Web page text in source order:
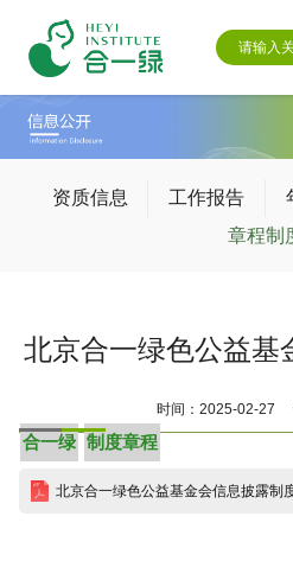
资质信息 工作报告
章程制
北京合一绿色公益基
合一绿 制度章程
时间：2025-02-27
北京合一绿色公益基金会信息披露制